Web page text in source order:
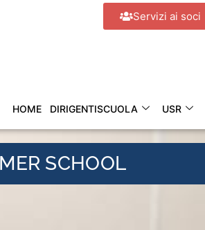
Servizi ai soci
HOME DIRIGENTISCUOLA USR
SCHOOL